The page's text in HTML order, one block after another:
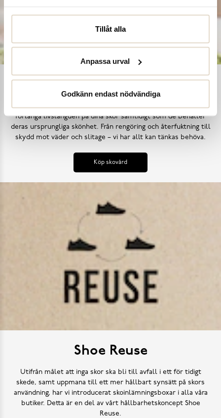
Tillåt alla
Anpassa urval
Godkänn endast nödvändiga
Ta hand om dina skor
Våra noggrant utvalda skovårdsprodukter är skapade för att
förlänga livslängden på dina skor samtidigt som de behåller
deras ursprungliga skönhet. Från rengöring och återfuktning till
skydd mot väder och slitage – vi har allt kan tänkas behöva.
Köp skovård
Shoe Reuse
Utifrån målet att inga skor ska bli till avfall i ett för tidigt
skede, samt uppmana till ett mer hållbart synsätt på skors
användning, har vi introducerat skoinlämningsboxar i alla våra
butiker. Detta är en del av vårt hållbarhetskoncept Shoe
Reuse.